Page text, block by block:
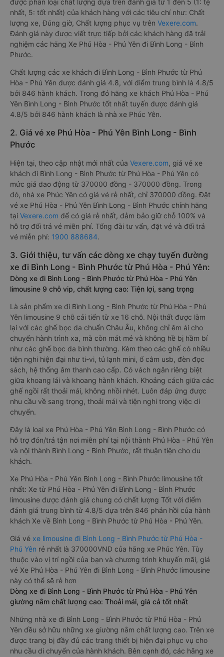
được phân loại chất lượng dựa trên đánh giá từ 1 đến 5 (1: tệ
nhất, 5: tốt nhất) của khách hàng với các tiêu chí như: Chất
lượng xe, Đúng giờ, Chất lượng phục vụ trên Vexere.com.
Đánh giá này được viết trực tiếp bởi các khách hàng đã trải
nghiệm các hãng Xe Phú Hòa - Phú Yên đi Bình Long - Bình
Phước.
Chất lượng các xe khách đi Bình Long - Bình Phước từ Phú
Hòa - Phú Yên được đánh giá 4.8, với điểm trung bình là 4.8/5
bởi 846 hành khách. Trong đó hãng xe khách Phú Hòa - Phú
Yên Bình Long - Bình Phước tốt nhất tuyến được đánh giá
4.8/5 bởi 846 hành khách là nhà xe Phúc Yên.
2. Giá vé xe Phú Hòa - Phú Yên Bình Long - Bình
Phước
Hiện tại, theo cập nhật mới nhất của Vexere.com, giá vé xe
khách đi Bình Long - Bình Phước từ Phú Hòa - Phú Yên có
mức giá dao động từ 370000 đồng - 370000 đồng. Trong
đó, nhà xe Phúc Yên có giá vé rẻ nhất, chỉ 370000 đồng. Đặt
vé xe Phú Hòa - Phú Yên Bình Long - Bình Phước chính hãng
tại Vexere.com để có giá rẻ nhất, đảm bảo giữ chỗ 100% và
hỗ trợ đổi trả vé miễn phí. Tổng đài tư vấn, đặt vé và đổi trả
vé miễn phí: 1900 888684.
3. Giới thiệu, tư vấn các dòng xe chạy tuyến đường
xe đi Bình Long - Bình Phước từ Phú Hòa - Phú Yên:
Dòng xe đi Bình Long - Bình Phước từ Phú Hòa - Phú Yên
limousine 9 chỗ vip, chất lượng cao: Tiện lợi, sang trọng
Là sản phẩm xe đi Bình Long - Bình Phước từ Phú Hòa - Phú
Yên limousine 9 chỗ cải tiến từ xe 16 chỗ. Nội thất được làm
lại với các ghế bọc da chuẩn Châu Âu, không chỉ êm ái cho
chuyến hành trình xa, mà còn mát mẻ và không hề bị hầm bí
như các ghế bọc da bình thường. Kèm theo các ghế có nhiều
tiện nghi hiện đại như ti-vi, tủ lạnh mini, ổ cắm usb, đèn đọc
sách, hệ thống âm thanh cao cấp. Có vách ngăn riêng biệt
giữa khoang lái và khoang hành khách. Khoảng cách giữa các
ghế ngồi rất thoải mái, không nhồi nhét. Luôn đáp ứng được
nhu cầu về sang trọng, thoải mái và tiện nghi trong việc di
chuyển.
Đây là loại xe Phú Hòa - Phú Yên Bình Long - Bình Phước có
hỗ trợ đón/trả tận nơi miễn phí tại nội thành Phú Hòa - Phú Yên
và nội thành Bình Long - Bình Phước, rất thuận tiện cho du
khách.
Xe Phú Hòa - Phú Yên Bình Long - Bình Phước limousine tốt
nhất: Xe từ Phú Hòa - Phú Yên đi Bình Long - Bình Phước
limousine được đánh giá chung có chất lượng Tốt với điểm
đánh giá trung bình từ 4.8/5 dựa trên 846 phản hồi của hành
khách Xe về Bình Long - Bình Phước từ Phú Hòa - Phú Yên.
Giá vé xe limousine đi Bình Long - Bình Phước từ Phú Hòa -
Phú Yên rẻ nhất là 370000VND của hãng xe Phúc Yên. Tùy
thuộc vào vị trí ngồi của bạn và chương trình khuyến mãi, giá
vé Xe Phú Hòa - Phú Yên đi Bình Long - Bình Phước limousine
này có thể sẽ rẻ hơn
Dòng xe đi Bình Long - Bình Phước từ Phú Hòa - Phú Yên
giường nằm chất lượng cao: Thoải mái, giá cả tốt nhất
Những nhà xe đi Bình Long - Bình Phước từ Phú Hòa - Phú
Yên đều sở hữu những xe giường nằm chất lượng cao. Trên xe
được trang bị đầy đủ các trang thiết bị hiện đại phục vụ cho
nhu cầu di chuyển của hành khách. Bên cạnh đó, các hãng xe